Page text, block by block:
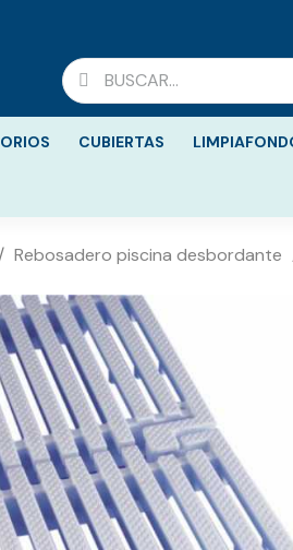
CUBIERTAS
Rebosadero piscina desbordante